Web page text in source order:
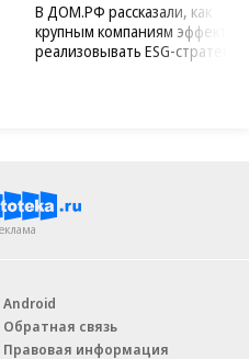
В ДОМ.РФ рассказали, как
крупным компаниям
реализовывать ESG-стратегию
Android
Обратная связь
Правовая информация